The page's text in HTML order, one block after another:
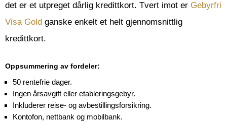
det er et utpreget dårlig kredittkort. Tvert imot er Gebyrfri
Visa Gold ganske enkelt et helt gjennomsnittlig
kredittkort.
Oppsummering av fordeler:
50 rentefrie dager.
Ingen årsavgift eller etableringsgebyr.
Inkluderer reise- og avbestillingsforsikring.
Kontofon, nettbank og mobilbank.